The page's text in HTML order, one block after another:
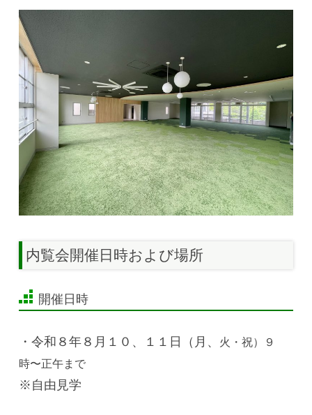
内覧会開催日時および場所
開催日時
・令和８年８月１０、１１日（月、 火・祝）９
時〜正午まで
※自由見学